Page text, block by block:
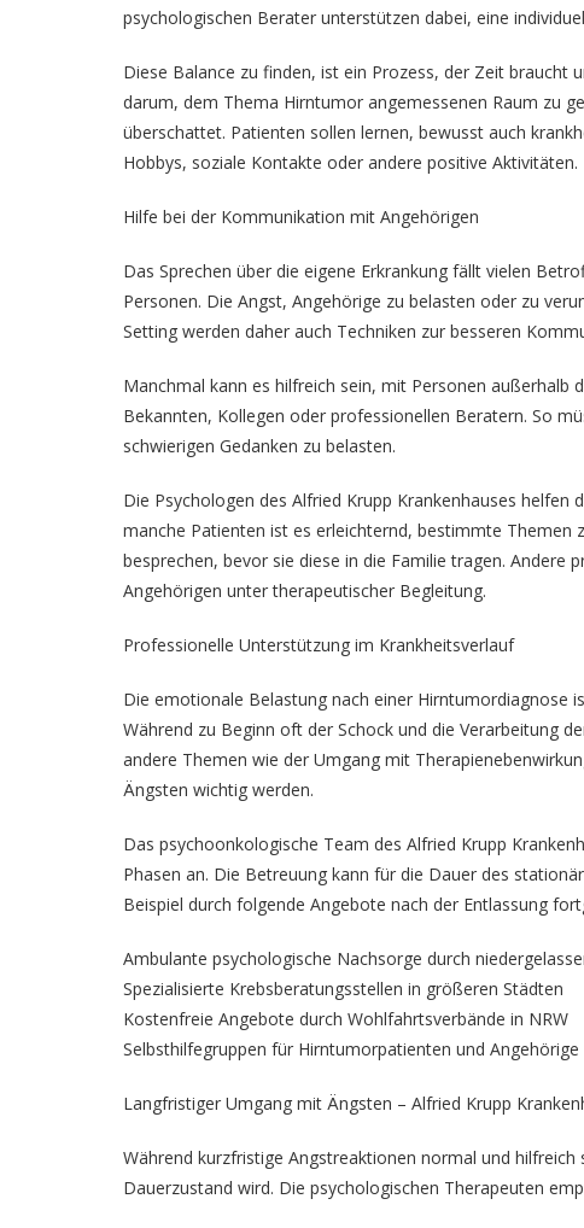
psychologischen Berater unterstützen dabei, eine
Diese Balance zu finden, ist ein Prozess, der Zeit braucht
darum, dem Thema Hirntumor angemessenen Raum zu
überschattet. Patienten sollen lernen, bewusst auch
Hobbys, soziale Kontakte oder andere positive Aktivitäten.
Hilfe bei der Kommunikation mit Angehörigen
Das Sprechen über die eigene Erkrankung fällt vielen
Personen. Die Angst, Angehörige zu belasten oder zu
Setting werden daher auch Techniken zur besseren
Manchmal kann es hilfreich sein, mit Personen außerhalb
Bekannten, Kollegen oder professionellen Beratern. So
schwierigen Gedanken zu belasten.
Die Psychologen des Alfried Krupp Krankenhauses
manche Patienten ist es erleichternd, bestimmte Themen
besprechen, bevor sie diese in die Familie tragen. Andere
Angehörigen unter therapeutischer Begleitung.
Professionelle Unterstützung im Krankheitsverlauf
Die emotionale Belastung nach einer Hirntumordiagnose
Während zu Beginn oft der Schock und die Verarbeitung
andere Themen wie der Umgang mit
Ängsten wichtig werden.
Das psychoonkologische Team des Alfried Krupp
Phasen an. Die Betreuung kann für die Dauer des
Beispiel durch folgende Angebote nach der Entlassung
Ambulante psychologische Nachsorge durch
Spezialisierte Krebsberatungsstellen in größeren Städten
Kostenfreie Angebote durch Wohlfahrtsverbände in NRW
Selbsthilfegruppen für Hirntumorpatienten und Angehörige
Langfristiger Umgang mit Ängsten – Alfried Krupp
Während kurzfristige Angstreaktionen normal und
Dauerzustand wird. Die psychologischen Therapeuten